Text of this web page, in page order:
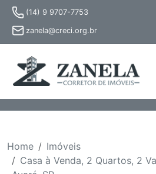
(14) 9 9707-7753
zanela@creci.org.br
Home
Imóveis
Casa à Venda, 2 Quartos, 2